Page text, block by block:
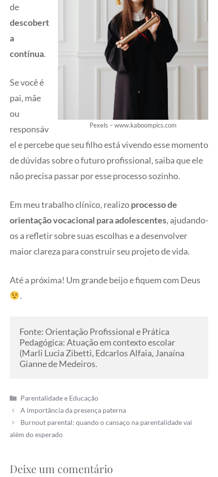
Pexels – www.kaboompics.com
de
descobert
a
contínua.
Se você é
pai, mãe
ou
responsáv
el e percebe que seu filho está vivendo esse momento
de dúvidas sobre o futuro profissional, saiba que ele
não precisa passar por esse processo sozinho.
Em meu trabalho clínico, realizoprocesso de
orientação vocacional para adolescentes, ajudando-
os a refletir sobre suas escolhas e a desenvolver
maior clareza para construir seu projeto de vida.
Até a próxima! Um grande beijo e fiquem com Deus
.
Fonte: Orientação Profissional e Prática
Pedagógica: Atuação em contexto escolar
(Marli Lucia Zibetti, Edcarlos Alfaia, Janaína
Gianne de Medeiros.
Categorias
Parentalidade e Educação
A importância da presença paterna
Burnout parental: quando o cansaço na parentalidade vai
além do esperado
Deixe um comentário